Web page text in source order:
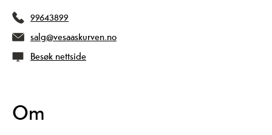
99643899
salg@vesaaskurven.no
Besøk nettside
Om